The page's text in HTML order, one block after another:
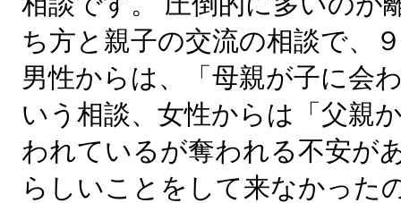
ち方と親子の交流の相談で、
男性からは、「母親が子に会
いう相談、女性からは「父親
われているが奪われる不安が
らしいことをして来なかった